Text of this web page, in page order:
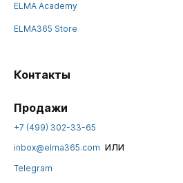
ELMA Academy
ELMA365 Store
Контакты
Продажи
+7 (499) 302-33-65
inbox@elma365.com или
Telegram